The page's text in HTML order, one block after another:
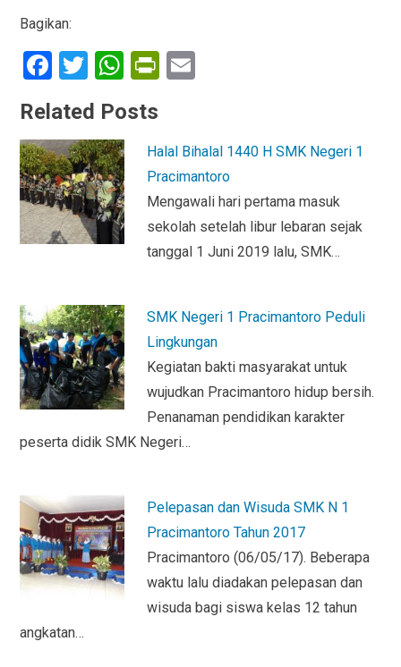
Bagikan:
F
ce
b
o
o
k
T
wi
tt
er
W
at
s
A
p
p
Pr
ri
e
n
dl
y
Related Posts
Halal Bihalal 1440 H SMK Negeri 1
Pracimantoro
Mengawali hari pertama masuk
sekolah setelah libur lebaran sejak
tanggal 1 Juni 2019 lalu, SMK…
SMK Negeri 1 Pracimantoro Peduli
Lingkungan
Kegiatan bakti masyarakat untuk
wujudkan Pracimantoro hidup bersih.
Penanaman pendidikan karakter
peserta didik SMK Negeri…
Pelepasan dan Wisuda SMK N 1
Pracimantoro Tahun 2017
Pracimantoro (06/05/17). Beberapa
waktu lalu diadakan pelepasan dan
wisuda bagi siswa kelas 12 tahun
angkatan…